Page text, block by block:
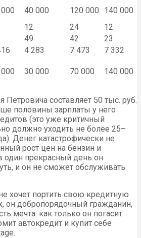
40 000 120 000
140 000
12 24
12
49 42
23
4 283 7 473
7 332
30 000 70 000 140 000
Петровича составляет 50 тыс. руб.
половины зарплаты у него
(это уже критичный
должно уходить не более 25–
Денег катастрофически не
рост цен на бензин и
один прекрасный день он
и он не сможет обслуживать
хочет портить свою кредитную
он добропорядочный гражданин,
мечта: как только он погасит
автокредит и купит себе